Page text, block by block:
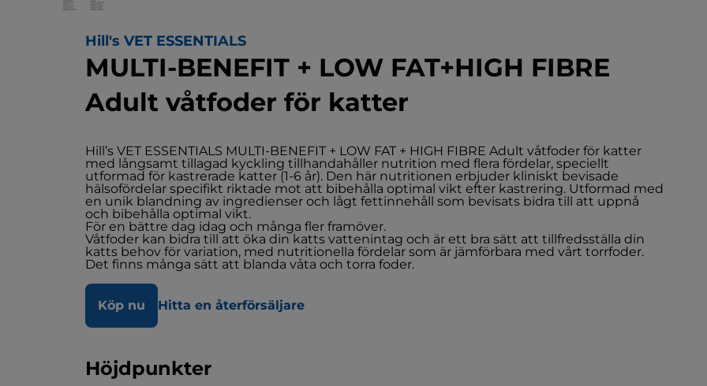
Hill's VET ESSENTIALS
MULTI-BENEFIT + LOW FAT+HIGH FIBRE
Adult våtfoder för katter
Hill’s VET ESSENTIALS MULTI-BENEFIT + LOW FAT + HIGH FIBRE Adult våtfoder för katter
med långsamt tillagad kyckling tillhandahåller nutrition med flera fördelar, speciellt
utformad för kastrerade katter (1-6 år). Den här nutritionen erbjuder kliniskt bevisade
hälsofördelar specifikt riktade mot att bibehålla optimal vikt efter kastrering. Utformad med
en unik blandning av ingredienser och lågt fettinnehåll som bevisats bidra till att uppnå
och bibehålla optimal vikt.
För en bättre dag idag och många fler framöver.
Våtfoder kan bidra till att öka din katts vattenintag och är ett bra sätt att tillfredsställa din
katts behov för variation, med nutritionella fördelar som är jämförbara med vårt torrfoder.
Det finns många sätt att blanda våta och torra foder.
Köp nu Hitta en återförsäljare
Höjdpunkter